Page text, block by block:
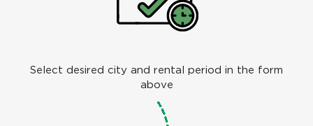
Select desired city and rental period in the form
above